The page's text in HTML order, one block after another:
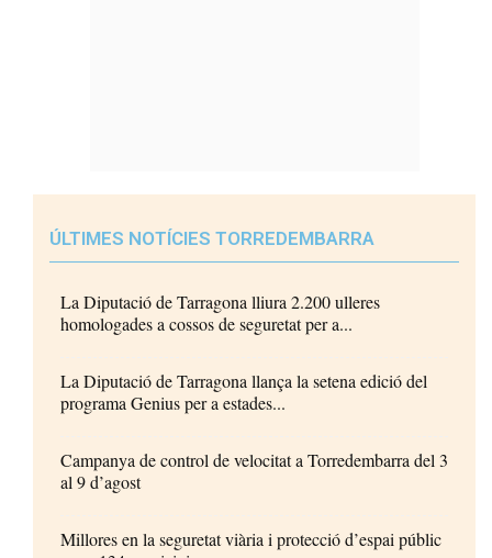
ÚLTIMES NOTÍCIES TORREDEMBARRA
La Diputació de Tarragona lliura 2.200 ulleres
homologades a cossos de seguretat per a...
La Diputació de Tarragona llança la setena edició del
programa Genius per a estades...
Campanya de control de velocitat a Torredembarra del 3
al 9 d’agost
Millores en la seguretat viària i protecció d’espai públic